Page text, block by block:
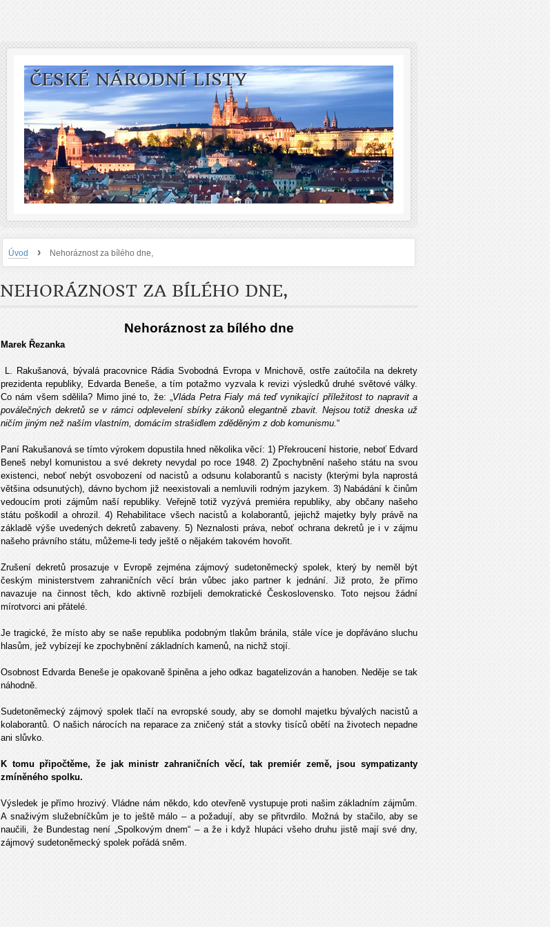
ČESKÉ NÁRODNÍ LISTY
Úvod › Nehoráznost za bílého dne,
NEHORÁZNOST ZA BÍLÉHO DNE,
Nehoráznost za bílého dne
Marek Řezanka
L. Rakušanová, bývalá pracovnice Rádia Svobodná Evropa v Mnichově, ostře zaútočila na dekrety
prezidenta republiky, Edvarda Beneše, a tím potažmo vyzvala k revizi výsledků druhé světové války.
Co nám všem sdělila? Mimo jiné to, že: „Vláda Petra Fialy má teď vynikající příležitost to napravit a
poválečných dekretů se v rámci odplevelení sbírky zákonů elegantně zbavit. Nejsou totiž dneska už
ničím jiným než naším vlastním, domácím strašidlem zděděným z dob komunismu.“
Paní Rakušanová se tímto výrokem dopustila hned několika věcí: 1) Překroucení historie, neboť Edvard
Beneš nebyl komunistou a své dekrety nevydal po roce 1948. 2) Zpochybnění našeho státu na svou
existenci, neboť nebýt osvobození od nacistů a odsunu kolaborantů s nacisty (kterými byla naprostá
většina odsunutých), dávno bychom již neexistovali a nemluvili rodným jazykem. 3) Nabádání k činům
vedoucím proti zájmům naší republiky. Veřejně totiž vyzývá premiéra republiky, aby občany našeho
státu poškodil a ohrozil. 4) Rehabilitace všech nacistů a kolaborantů, jejichž majetky byly právě na
základě výše uvedených dekretů zabaveny. 5) Neznalosti práva, neboť ochrana dekretů je i v zájmu
našeho právního státu, můžeme-li tedy ještě o nějakém takovém hovořit.
Zrušení dekretů prosazuje v Evropě zejména zájmový sudetoněmecký spolek, který by neměl být
českým ministerstvem zahraničních věcí brán vůbec jako partner k jednání. Již proto, že přímo
navazuje na činnost těch, kdo aktivně rozbíjeli demokratické Československo. Toto nejsou žádní
mírotvorci ani přátelé.
Je tragické, že místo aby se naše republika podobným tlakům bránila, stále více je dopřáváno sluchu
hlasům, jež vybízejí ke zpochybnění základních kamenů, na nichž stojí.
Osobnost Edvarda Beneše je opakovaně špiněna a jeho odkaz bagatelizován a hanoben. Neděje se tak
náhodně.
Sudetoněmecký zájmový spolek tlačí na evropské soudy, aby se domohl majetku bývalých nacistů a
kolaborantů. O našich nárocích na reparace za zničený stát a stovky tisíců obětí na životech nepadne
ani slůvko.
K tomu připočtěme, že jak ministr zahraničních věcí, tak premiér země, jsou sympatizanty
zmíněného spolku.
Výsledek je přímo hrozivý. Vládne nám někdo, kdo otevřeně vystupuje proti našim základním zájmům.
A snaživým služebníčkům je to ještě málo – a požadují, aby se přitvrdilo. Možná by stačilo, aby se
naučili, že Bundestag není „Spolkovým dnem“ – a že i když hlupáci všeho druhu jistě mají své dny,
zájmový sudetoněmecký spolek pořádá sněm.